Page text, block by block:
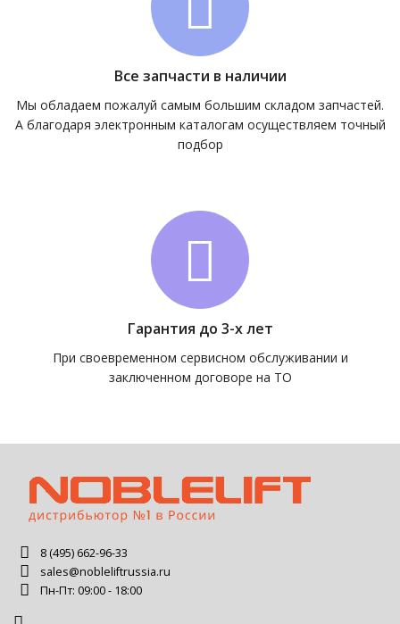
Все запчасти в наличии
Мы обладаем пожалуй самым большим складом запчастей.
А благодаря электронным каталогам осуществляем точный
подбор
Гарантия до 3-х лет
При своевременном сервисном обслуживании и
заключенном договоре на ТО
8 (495) 662-96-33
sales@nobleliftrussia.ru
Пн-Пт: 09:00 - 18:00